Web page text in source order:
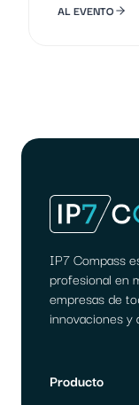
AL EVENTO
IP7 Compass
profesional en
empresas de
innovaciones y
Producto